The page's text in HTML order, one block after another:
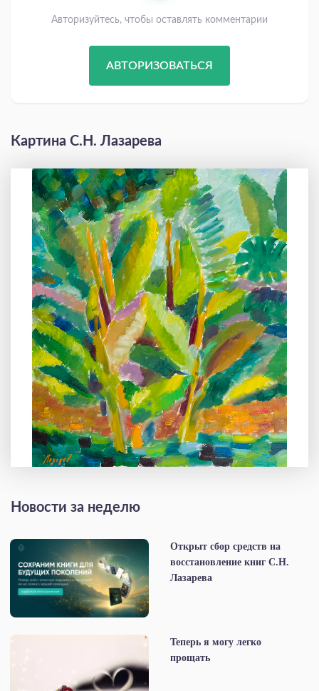
Авторизуйтесь, чтобы оставлять комментарии
АВТОРИЗОВАТЬСЯ
Картина С.Н. Лазарева
Новости за неделю
Открыт сбор средств на
восстановление книг С.Н.
Лазарева
Теперь я могу легко
прощать